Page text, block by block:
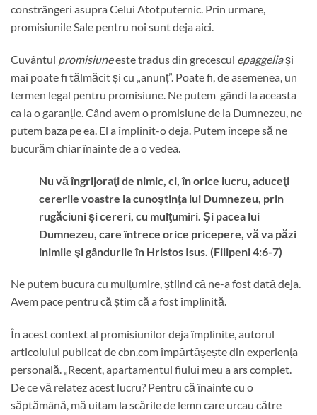
constrângeri asupra Celui Atotputernic. Prin urmare,
promisiunile Sale pentru noi sunt deja aici.
Cuvântul promisiuneeste tradus din grecescul epaggeliași
mai poate fi tălmăcit și cu „anunț”. Poate fi, de asemenea, un
termen legal pentru promisiune. Ne putem gândi la aceasta
ca la o garanție. Când avem o promisiune de la Dumnezeu, ne
putem baza pe ea. El a împlinit-o deja. Putem începe să ne
bucurăm chiar înainte de a o vedea.
Nu vă îngrijoraţi de nimic, ci, în orice lucru, aduceţi
cererile voastre la cunoştinţa lui Dumnezeu, prin
rugăciuni şi cereri, cu mulţumiri. Şi pacea lui
Dumnezeu, care întrece orice pricepere, vă va păzi
inimile şi gândurile în Hristos Isus. (Filipeni 4:6-7)
Ne putem bucura cu mulțumire, știind că ne-a fost dată deja.
Avem pace pentru că știm că a fost împlinită.
În acest context al promisiunilor deja împlinite, autorul
articolului publicat de cbn.com împărtășește din experiența
personală. „Recent, apartamentul fiului meu a ars complet.
De ce vă relatez acest lucru? Pentru că înainte cu o
săptămână, mă uitam la scările de lemn care urcau către